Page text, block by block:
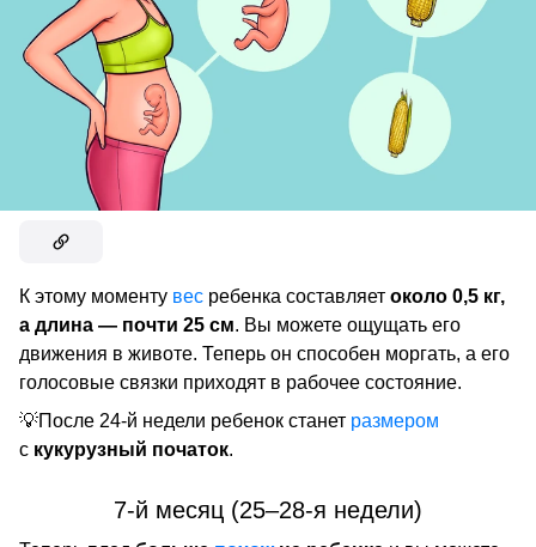
К этому моменту вес ребенка составляет около 0,5 кг,
а длина — почти 25 см. Вы можете ощущать его
движения в животе. Теперь он способен моргать, а его
голосовые связки приходят в рабочее состояние.
💡После 24-й недели ребенок станет размером
с кукурузный початок.
7-й месяц (25–28-я недели)